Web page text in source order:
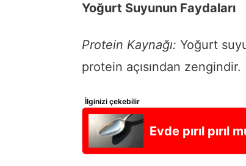
Yoğurt Suyunun Faydaları
Protein Kaynağı: Yoğurt
protein açısından zengindir.
İlginizi çekebilir
Evde pırıl